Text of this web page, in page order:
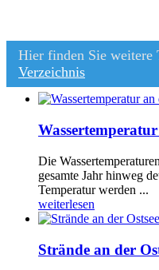
Hier finden Sie weitere
Verzeichnis
Die
gesamte Jahr hinweg
Temperatur werden ...
weiterlesen
Strände an der